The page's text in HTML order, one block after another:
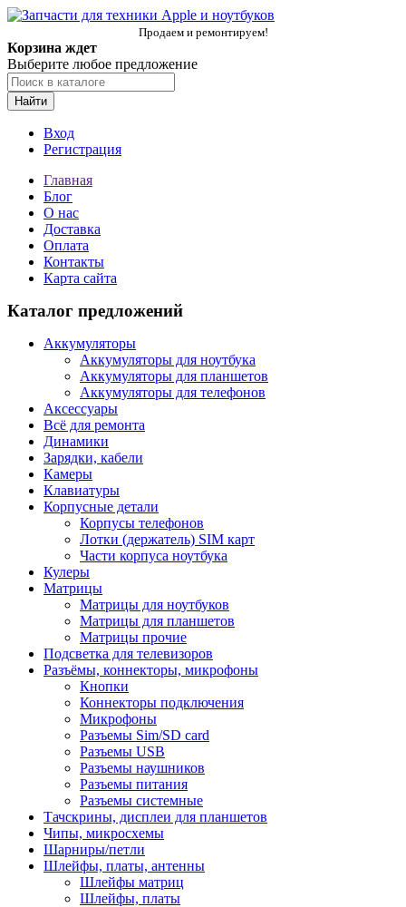
Продаем и ремонтируем!
Корзина ждет
Выберите любое предложение
Найти
Вход
Регистрация
Главная
Блог
О нас
Доставка
Оплата
Контакты
Карта сайта
Каталог предложений
Аккумуляторы
Аккумуляторы для ноутбука
Аккумуляторы для планшетов
Аккумуляторы для телефонов
Аксессуары
Всё для ремонта
Динамики
Зарядки, кабели
Камеры
Клавиатуры
Корпусные детали
Корпусы телефонов
Лотки (держатель) SIM карт
Части корпуса ноутбука
Кулеры
Матрицы
Матрицы для ноутбуков
Матрицы для планшетов
Матрицы прочие
Подсветка для телевизоров
Разъёмы, коннекторы, микрофоны
Кнопки
Коннекторы подключения
Микрофоны
Разъемы Sim/SD card
Разъемы USB
Разъемы наушников
Разъемы питания
Разъемы системные
Тачскрины, дисплеи для планшетов
Чипы, микросхемы
Шарниры/петли
Шлейфы, платы, антенны
Шлейфы матриц
Шлейфы, платы